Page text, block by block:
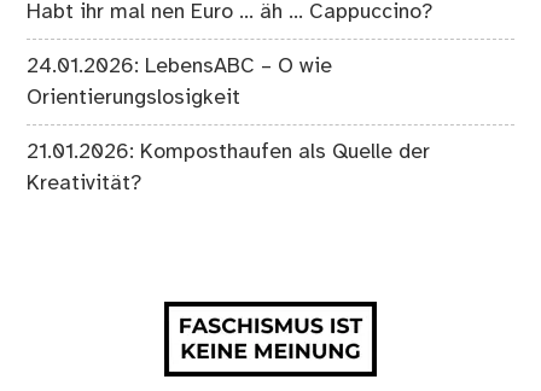
Habt ihr mal nen Euro … äh … Cappuccino?
24.01.2026: LebensABC – O wie
Orientierungslosigkeit
21.01.2026: Komposthaufen als Quelle der
Kreativität?